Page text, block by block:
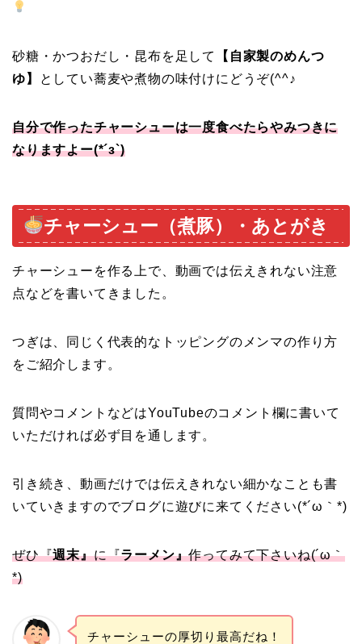
砂糖・かつおだし・昆布を足して
【自家製のめんつ
ゆ】
としてい蕎麦や煮物の味付けにどうぞ(^^♪
自分で作ったチャーシューは一度食べたらやみつきに
なりますよー(*´з`)
チャーシュー（煮豚）・あとがき
チャーシューを作る上で、動画では伝えきれない注意
点などを書いてきました。
つぎは、同じく代表的なトッピングのメンマの作り方
をご紹介します。
質問やコメントなどはYouTubeのコメント欄に書いて
いただければ必ず目を通します。
引き続き、動画だけでは伝えきれない細かなことも書
いていきますのでブログに遊びに来てください(*´ω｀*)
ぜひ『週末』に『ラーメン』作ってみて下さいね(´ω｀
*)
チャーシューの厚切り最高だね！